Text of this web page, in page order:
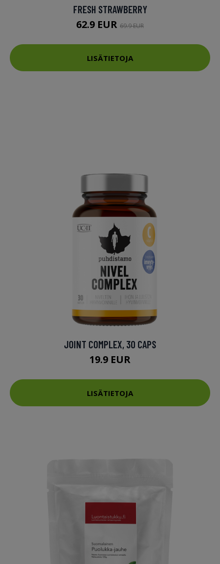
FRESH STRAWBERRY
62.9 EUR 69.9 EUR
LISÄTIETOJA
JOINT COMPLEX, 30 CAPS
19.9 EUR
LISÄTIETOJA